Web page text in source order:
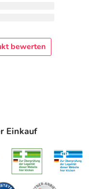
bewerten
Einkauf